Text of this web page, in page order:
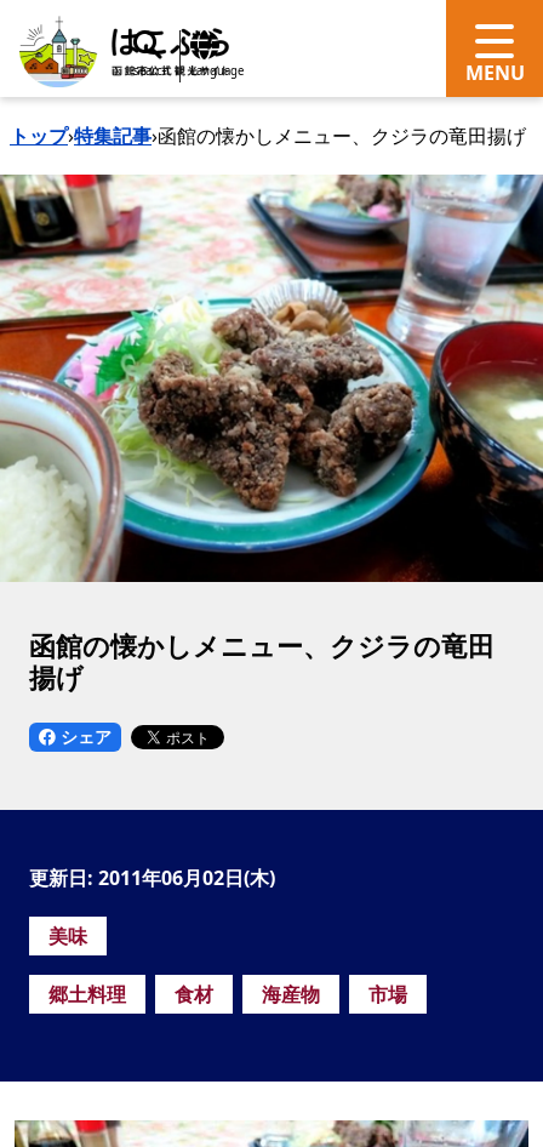
search Language
トップ›特集記事›函館の懐かしメニュー、クジラの竜田揚げ
函館の懐かしメニュー、クジラの竜田
揚げ
シェア
更新日: 2011年06月02日(木)
美味
郷土料理 食材 海産物 市場